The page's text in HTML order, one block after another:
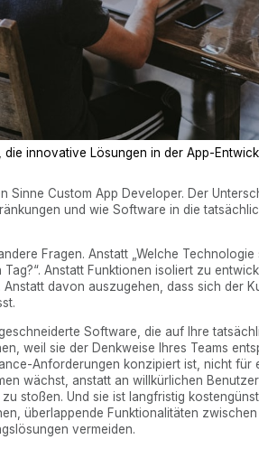
die innovative Lösungen in der App-
Sinne Custom App Developer. Der
und wie Software in die
Fragen. Anstatt „Welche
Tag?“. Anstatt Funktionen isoliert zu
davon auszugehen, dass sich der
Software, die auf Ihre
weil sie der Denkweise Ihres Teams
Anforderungen konzipiert ist, nicht für
wächst, anstatt an willkürlichen
stoßen. Und sie ist langfristig
überlappende Funktionalitäten
vermeiden.